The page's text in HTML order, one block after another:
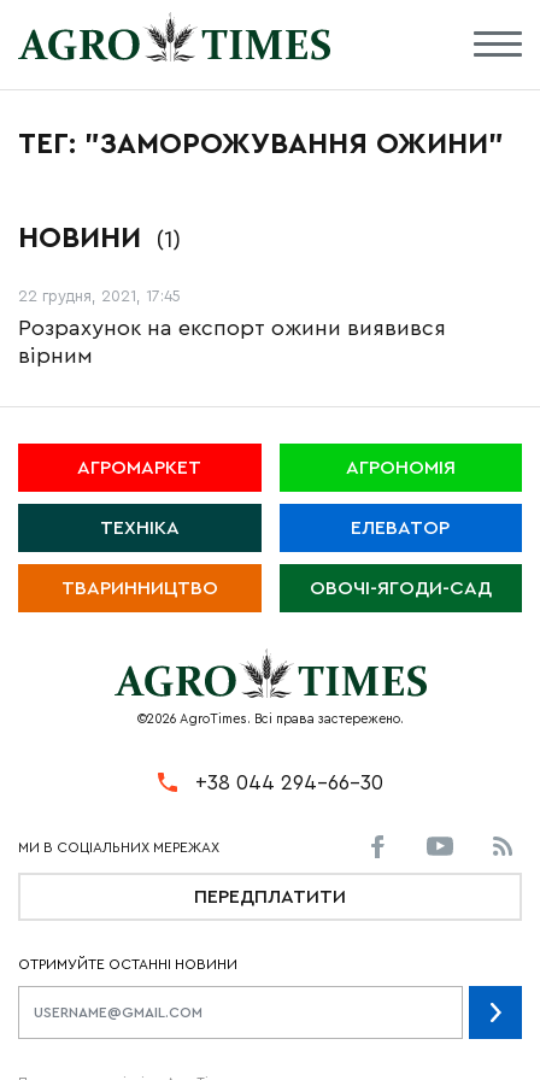
ТЕГ: "ЗАМОРОЖУВАННЯ ОЖИНИ"
НОВИНИ (1)
22 грудня, 2021, 17:45
Розрахунок на експорт ожини виявився
вірним
АГРОМАРКЕТ АГРОНОМІЯ
ТЕХНІКА ЕЛЕВАТОР
ТВАРИННИЦТВО ОВОЧІ-ЯГОДИ-САД
©2026 AgroTimes. Всі права застережено.
+38 044 294-66-30
ПЕРЕДПЛАТИТИ
ОТРИМУЙТЕ ОСТАННІ НОВИНИ